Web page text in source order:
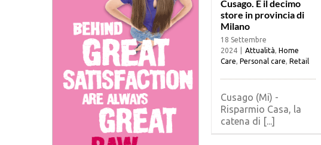
Cusago. É il decimo
store in provincia di
Milano
18 Settembre
2024
Attualità Home
Care Personal care Retail
Cusago (Mi) -
Risparmio Casa, la
catena di [...]